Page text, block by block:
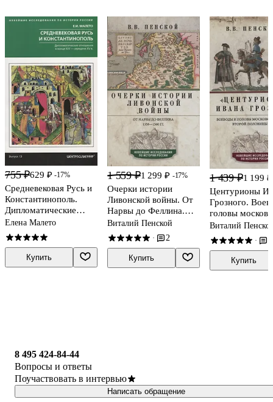
755 ₽629 ₽ -17%
Средневековая Русь и
Константинополь.
Дипломатические
отношения в конце
XIV — середине ХV в.
Елена Малето
Купить
1 559 ₽1 299 ₽ -17%
Очерки истории
Ливонской войны. От
Нарвы до Феллина.
1558-1561 гг.
Виталий Пенской
· 2
Купить
1 439 ₽1 199 ₽
Центурионы
Грозного.
головы
войска второй
половины XVI
Виталий
·
Купить
8 495 424-84-44
Вопросы и ответы
Поучаствовать в интервью
Написать обращение